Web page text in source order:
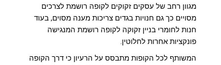
מגוון רחב של עסקים זקוקים לקופה רושמת לצרכים
מסויים כך גם חנויות בגדים צריכות מענה מסוים, בעוד
חנות לחומרי בניין זקוקה לקופה רושמת המנגישה
פונקציות אחרות לחלוטין.
המשותף לכל הקופות מתבסס על הרעיון כי דרך הקופה